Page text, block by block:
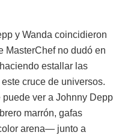
y Wanda coincidieron
MasterChef no dudó en
estallar las
cruce de universos.
ver a Johnny Depp
marrón, gafas
arena— junto a